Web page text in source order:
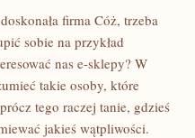
firma Cóż, trzeba
sobie na przykład
nas e-sklepy? W
takie osoby, które
tego raczej tanie, gdzieś
jakieś wątpliwości.